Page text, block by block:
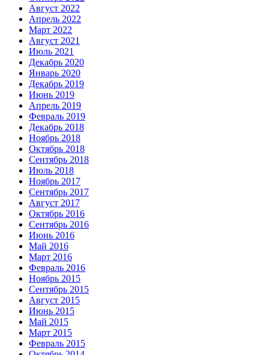
Август 2022
Апрель 2022
Март 2022
Август 2021
Июль 2021
Декабрь 2020
Январь 2020
Декабрь 2019
Июнь 2019
Апрель 2019
Февраль 2019
Декабрь 2018
Ноябрь 2018
Октябрь 2018
Сентябрь 2018
Июль 2018
Ноябрь 2017
Сентябрь 2017
Август 2017
Октябрь 2016
Сентябрь 2016
Июнь 2016
Май 2016
Март 2016
Февраль 2016
Ноябрь 2015
Сентябрь 2015
Август 2015
Июнь 2015
Май 2015
Март 2015
Февраль 2015